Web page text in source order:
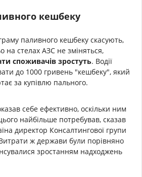
кешбеку
паливного кешбеку скасують,
на стелах АЗС не зміняться,
споживачів зростуть. Водії
до 1000 гривень "кешбеку", який
за купівлю пального.
себе ефективно, оскільки ним
найбільше потребував, сказав
директор Консалтингової групи
ж держави були порівняно
зростанням надходжень